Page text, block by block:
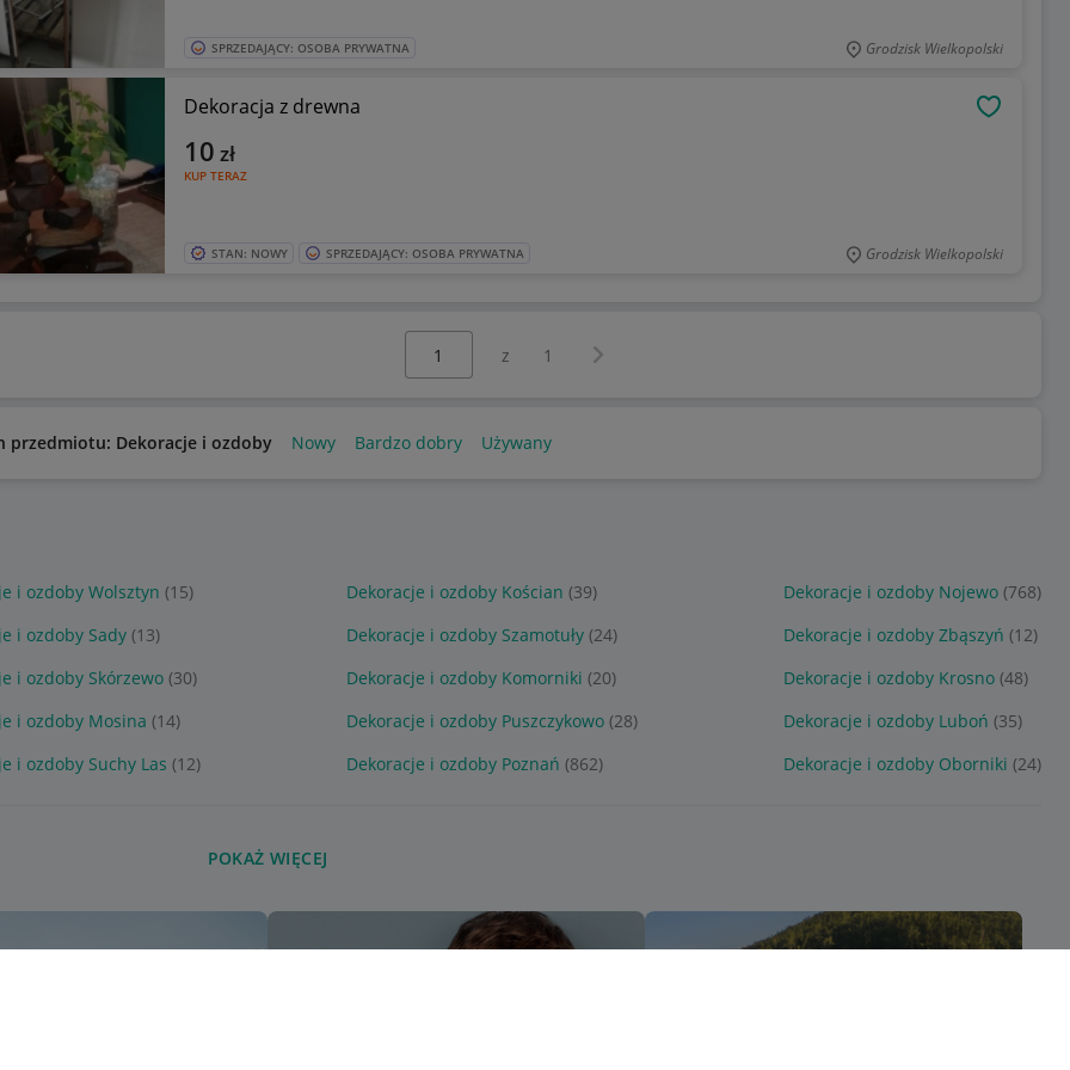
SPRZEDAJĄCY: OSOBA PRYWATNA Grodzisk Wielkopolski
Dekoracja z drewna
KUP TERAZ
10 zł
STAN: NOWY SPRZEDAJĄCY: OSOBA PRYWATNA Grodzisk Wielkopolski
z 1 Następna strona
przedmiotu: Dekoracje i ozdoby Nowy Bardzo dobry Używany
i ozdoby Wolsztyn (15) Dekoracje i ozdoby Kościan (39) Dekoracje i ozdoby Nojewo (768)
i ozdoby Sady (13) Dekoracje i ozdoby Szamotuły (24) Dekoracje i ozdoby Zbąszyń (12)
i ozdoby Skórzewo (30) Dekoracje i ozdoby Komorniki (20) Dekoracje i ozdoby Krosno (48)
i ozdoby Mosina (14) Dekoracje i ozdoby Puszczykowo (28) Dekoracje i ozdoby Luboń (35)
i ozdoby Suchy Las (12) Dekoracje i ozdoby Poznań (862) Dekoracje i ozdoby Oborniki (24)
POKAŻ WIĘCEJ